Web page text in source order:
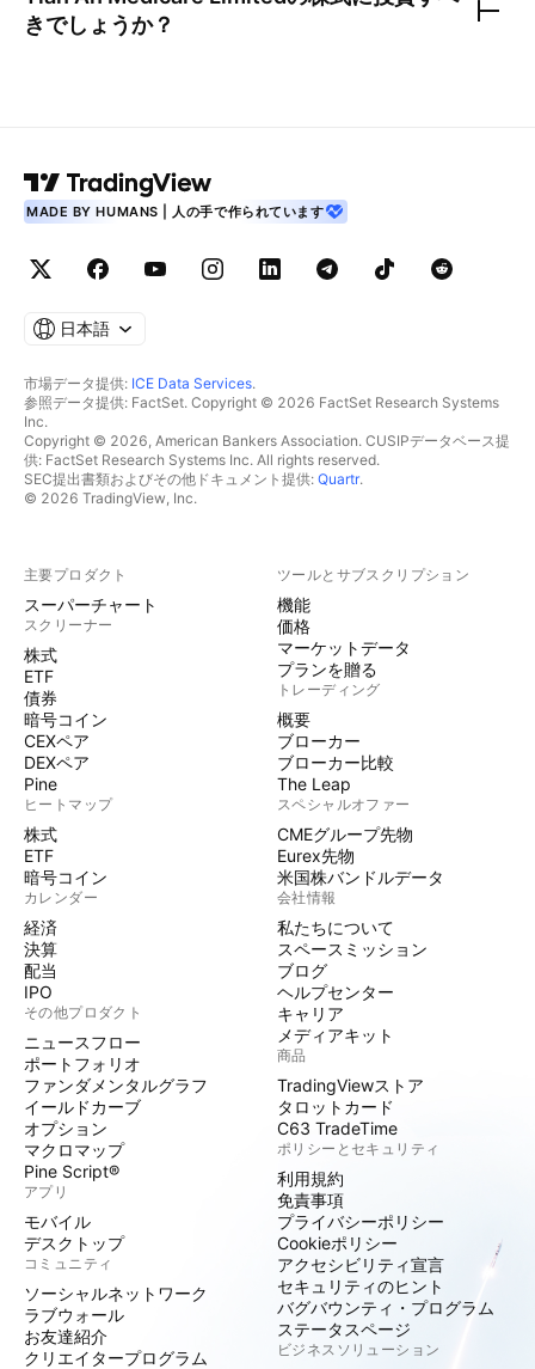
きでしょうか？
MADE BY HUMANS | 人の手で作られています
日本語
市場データ提供: ICE Data Services.
参照データ提供: FactSet. Copyright © 2026 FactSet Research Systems
Inc.
Copyright © 2026, American Bankers Association. CUSIPデータベース提
供: FactSet Research Systems Inc. All rights reserved.
SEC提出書類およびその他ドキュメント提供: Quartr.
© 2026 TradingView, Inc.
主要プロダクト
スーパーチャート
スクリーナー
株式
ETF
債券
暗号コイン
CEXペア
DEXペア
Pine
ヒートマップ
株式
ETF
暗号コイン
カレンダー
経済
決算
配当
IPO
その他プロダクト
ニュースフロー
ポートフォリオ
ファンダメンタルグラフ
イールドカーブ
オプション
マクロマップ
Pine Script®
アプリ
モバイル
デスクトップ
コミュニティ
ソーシャルネットワーク
ラブウォール
お友達紹介
クリエイタープログラム
ツールとサブスクリプション
機能
価格
マーケットデータ
プランを贈る
トレーディング
概要
ブローカー
ブローカー比較
The Leap
スペシャルオファー
CMEグループ先物
Eurex先物
米国株バンドルデータ
会社情報
私たちについて
スペースミッション
ブログ
ヘルプセンター
キャリア
メディアキット
商品
TradingViewストア
タロットカード
C63 TradeTime
ポリシーとセキュリティ
利用規約
免責事項
プライバシーポリシー
Cookieポリシー
アクセシビリティ宣言
セキュリティのヒント
バグバウンティ・プログラム
ステータスページ
ビジネスソリューション